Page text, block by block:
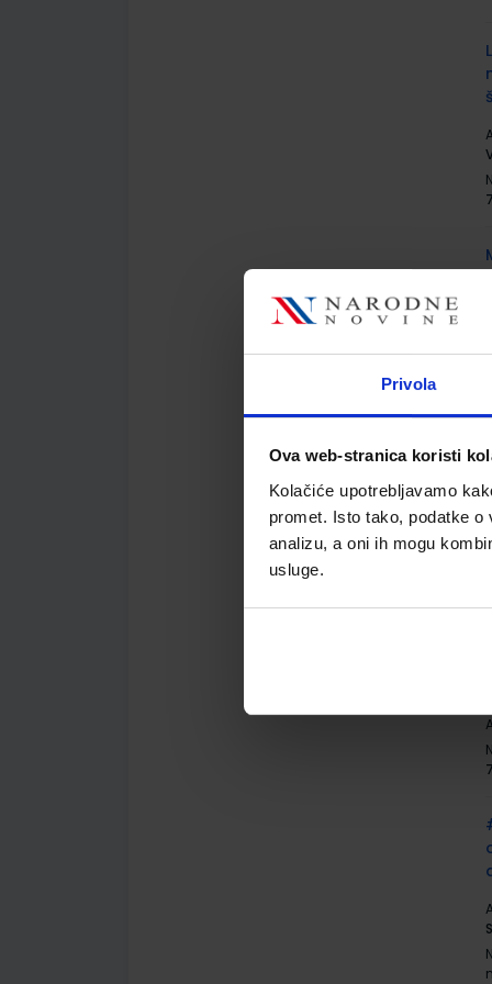
Privola
Ova web-stranica koristi
Kolačiće upotrebljavamo
promet. Isto tako, podatke
analizu, a oni ih mogu
usluge.